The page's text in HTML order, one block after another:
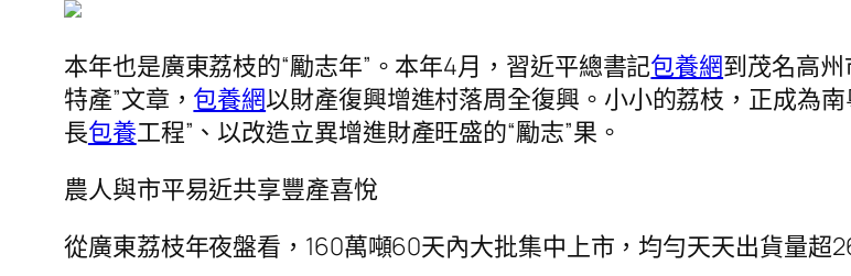
本年也是廣東荔枝的“勵志年”。本年4月，習近平總書記包養網到茂名高
特產”文章， 包養網以財產復興增進村落周全復興。小小的荔枝，正成為
長包養工程”、以改造立異增進財產旺盛的“勵志”果。
農人與市平易近共享豐產喜悅
從廣東荔枝年夜盤看，160萬噸60天內大批集中上市，均勻天天出貨量超